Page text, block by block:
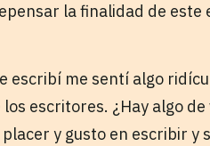
la finalidad de este
escribí me sentí algo
escritores. ¿Hay algo
y gusto en escribir